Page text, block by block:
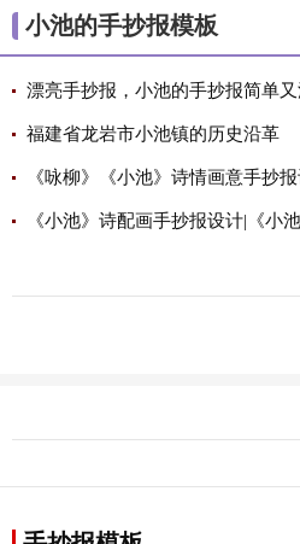
小池的手抄报模板
漂亮手抄报，小池的手抄报简单
福建省龙岩市小池镇的历史沿革
《咏柳》《小池》诗情画意手抄
池》诗情画意手抄报图片
《小池》诗配画手抄报设计|《小